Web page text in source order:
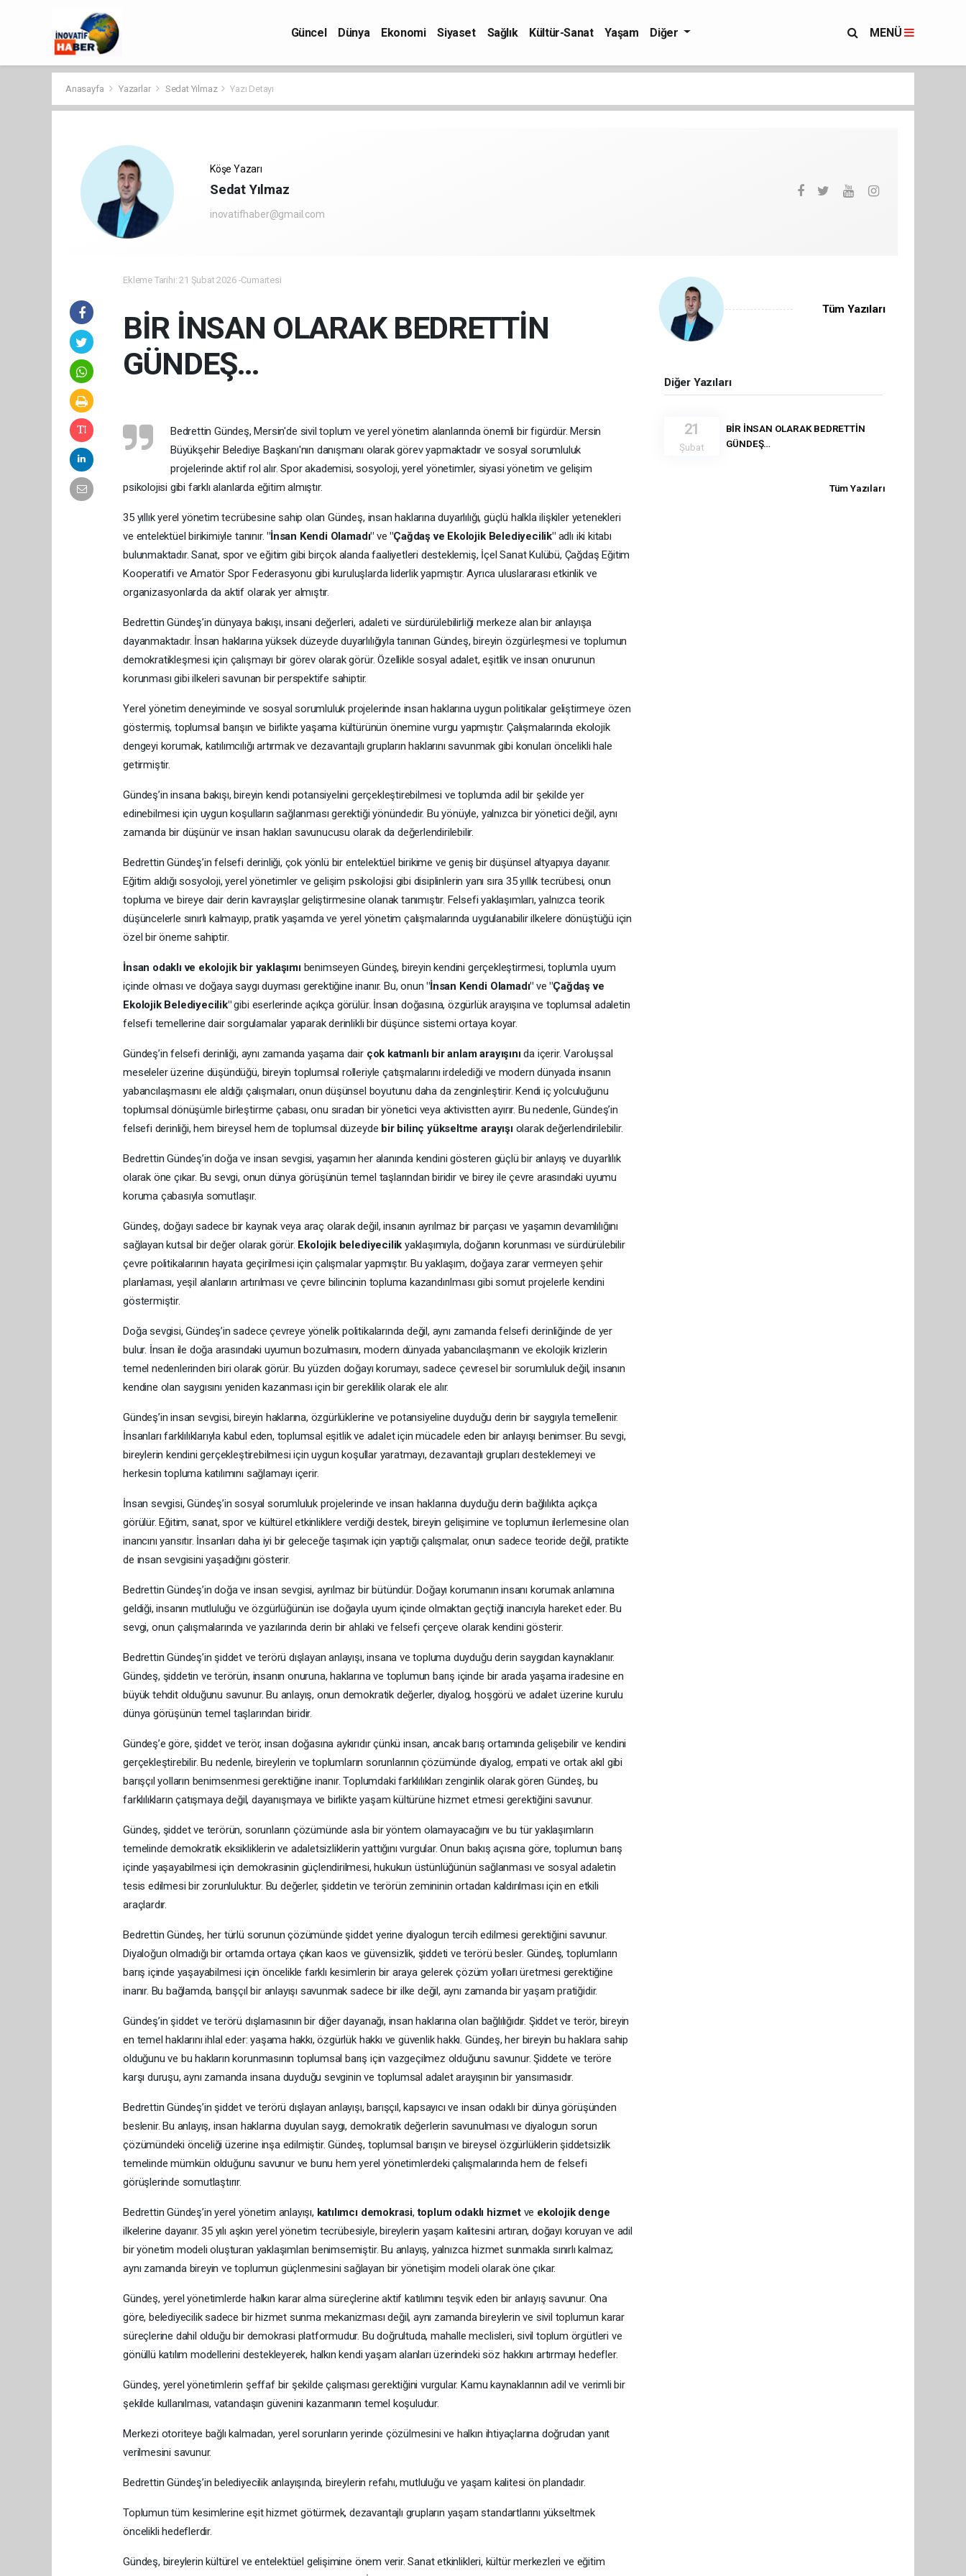
Güncel Dünya Ekonomi Siyaset Sağlık Kültür-Sanat Yaşam Diğer MENÜ
Anasayfa Yazarlar Sedat Yılmaz Yazı Detayı
Köşe Yazarı
Sedat Yılmaz
inovatifhaber@gmail.com
Ekleme Tarihi: 21 Şubat 2026 -Cumartesi
BİR İNSAN OLARAK BEDRETTİN
GÜNDEŞ…
Bedrettin Gündeş, Mersin'de sivil toplum ve yerel yönetim alanlarında önemli bir figürdür. Mersin
Büyükşehir Belediye Başkanı'nın danışmanı olarak görev yapmaktadır ve sosyal sorumluluk
projelerinde aktif rol alır. Spor akademisi, sosyoloji, yerel yönetimler, siyasi yönetim ve gelişim
psikolojisi gibi farklı alanlarda eğitim almıştır.
35 yıllık yerel yönetim tecrübesine sahip olan Gündeş, insan haklarına duyarlılığı, güçlü halkla ilişkiler yetenekleri
ve entelektüel birikimiyle tanınır."İnsan Kendi Olamadı" ve"Çağdaş ve Ekolojik Belediyecilik"adlı iki kitabı
bulunmaktadır. Sanat, spor ve eğitim gibi birçok alanda faaliyetleri desteklemiş, İçel Sanat Kulübü, Çağdaş Eğitim
Kooperatifi ve Amatör Spor Federasyonu gibi kuruluşlarda liderlik yapmıştır. Ayrıca uluslararası etkinlik ve
organizasyonlarda da aktif olarak yer almıştır.
Bedrettin Gündeş’in dünyaya bakışı, insani değerleri, adaleti ve sürdürülebilirliği merkeze alan bir anlayışa
dayanmaktadır. İnsan haklarına yüksek düzeyde duyarlılığıyla tanınan Gündeş, bireyin özgürleşmesi ve toplumun
demokratikleşmesi için çalışmayı bir görev olarak görür. Özellikle sosyal adalet, eşitlik ve insan onurunun
korunması gibi ilkeleri savunan bir perspektife sahiptir.
Yerel yönetim deneyiminde ve sosyal sorumluluk projelerinde insan haklarına uygun politikalar geliştirmeye özen
göstermiş, toplumsal barışın ve birlikte yaşama kültürünün önemine vurgu yapmıştır. Çalışmalarında ekolojik
dengeyi korumak, katılımcılığı artırmak ve dezavantajlı grupların haklarını savunmak gibi konuları öncelikli hale
getirmiştir.
Gündeş’in insana bakışı, bireyin kendi potansiyelini gerçekleştirebilmesi ve toplumda adil bir şekilde yer
edinebilmesi için uygun koşulların sağlanması gerektiği yönündedir. Bu yönüyle, yalnızca bir yönetici değil, aynı
zamanda bir düşünür ve insan hakları savunucusu olarak da değerlendirilebilir.
Bedrettin Gündeş’in felsefi derinliği, çok yönlü bir entelektüel birikime ve geniş bir düşünsel altyapıya dayanır.
Eğitim aldığı sosyoloji, yerel yönetimler ve gelişim psikolojisi gibi disiplinlerin yanı sıra 35 yıllık tecrübesi, onun
topluma ve bireye dair derin kavrayışlar geliştirmesine olanak tanımıştır. Felsefi yaklaşımları, yalnızca teorik
düşüncelerle sınırlı kalmayıp, pratik yaşamda ve yerel yönetim çalışmalarında uygulanabilir ilkelere dönüştüğü için
özel bir öneme sahiptir.
İnsan odaklı ve ekolojik bir yaklaşımıbenimseyen Gündeş, bireyin kendini gerçekleştirmesi, toplumla uyum
içinde olması ve doğaya saygı duyması gerektiğine inanır. Bu, onun"İnsan Kendi Olamadı" ve"Çağdaş ve
Ekolojik Belediyecilik"gibi eserlerinde açıkça görülür. İnsan doğasına, özgürlük arayışına ve toplumsal adaletin
felsefi temellerine dair sorgulamalar yaparak derinlikli bir düşünce sistemi ortaya koyar.
Gündeş’in felsefi derinliği, aynı zamanda yaşama dair çok katmanlı bir anlam arayışınıda içerir. Varoluşsal
meseleler üzerine düşündüğü, bireyin toplumsal rolleriyle çatışmalarını irdelediği ve modern dünyada insanın
yabancılaşmasını ele aldığı çalışmaları, onun düşünsel boyutunu daha da zenginleştirir. Kendi iç yolculuğunu
toplumsal dönüşümle birleştirme çabası, onu sıradan bir yönetici veya aktivistten ayırır. Bu nedenle, Gündeş’in
felsefi derinliği, hem bireysel hem de toplumsal düzeyde bir bilinç yükseltme arayışıolarak değerlendirilebilir.
Bedrettin Gündeş’in doğa ve insan sevgisi, yaşamın her alanında kendini gösteren güçlü bir anlayış ve duyarlılık
olarak öne çıkar. Bu sevgi, onun dünya görüşünün temel taşlarından biridir ve birey ile çevre arasındaki uyumu
koruma çabasıyla somutlaşır.
Gündeş, doğayı sadece bir kaynak veya araç olarak değil, insanın ayrılmaz bir parçası ve yaşamın devamlılığını
sağlayan kutsal bir değer olarak görür. Ekolojik belediyecilik yaklaşımıyla, doğanın korunması ve sürdürülebilir
çevre politikalarının hayata geçirilmesi için çalışmalar yapmıştır. Bu yaklaşım, doğaya zarar vermeyen şehir
planlaması, yeşil alanların artırılması ve çevre bilincinin topluma kazandırılması gibi somut projelerle kendini
göstermiştir.
Doğa sevgisi, Gündeş’in sadece çevreye yönelik politikalarında değil, aynı zamanda felsefi derinliğinde de yer
bulur. İnsan ile doğa arasındaki uyumun bozulmasını, modern dünyada yabancılaşmanın ve ekolojik krizlerin
temel nedenlerinden biri olarak görür. Bu yüzden doğayı korumayı, sadece çevresel bir sorumluluk değil, insanın
kendine olan saygısını yeniden kazanması için bir gereklilik olarak ele alır.
Gündeş’in insan sevgisi, bireyin haklarına, özgürlüklerine ve potansiyeline duyduğu derin bir saygıyla temellenir.
İnsanları farklılıklarıyla kabul eden, toplumsal eşitlik ve adalet için mücadele eden bir anlayışı benimser. Bu sevgi,
bireylerin kendini gerçekleştirebilmesi için uygun koşullar yaratmayı, dezavantajlı grupları desteklemeyi ve
herkesin topluma katılımını sağlamayı içerir.
İnsan sevgisi, Gündeş’in sosyal sorumluluk projelerinde ve insan haklarına duyduğu derin bağlılıkta açıkça
görülür. Eğitim, sanat, spor ve kültürel etkinliklere verdiği destek, bireyin gelişimine ve toplumun ilerlemesine olan
inancını yansıtır. İnsanları daha iyi bir geleceğe taşımak için yaptığı çalışmalar, onun sadece teoride değil, pratikte
de insan sevgisini yaşadığını gösterir.
Bedrettin Gündeş’in doğa ve insan sevgisi, ayrılmaz bir bütündür. Doğayı korumanın insanı korumak anlamına
geldiği, insanın mutluluğu ve özgürlüğünün ise doğayla uyum içinde olmaktan geçtiği inancıyla hareket eder. Bu
sevgi, onun çalışmalarında ve yazılarında derin bir ahlaki ve felsefi çerçeve olarak kendini gösterir.
Bedrettin Gündeş’in şiddet ve terörü dışlayan anlayışı, insana ve topluma duyduğu derin saygıdan kaynaklanır.
Gündeş, şiddetin ve terörün, insanın onuruna, haklarına ve toplumun barış içinde bir arada yaşama iradesine en
büyük tehdit olduğunu savunur. Bu anlayış, onun demokratik değerler, diyalog, hoşgörü ve adalet üzerine kurulu
dünya görüşünün temel taşlarından biridir.
Gündeş’e göre, şiddet ve terör, insan doğasına aykırıdır çünkü insan, ancak barış ortamında gelişebilir ve kendini
gerçekleştirebilir. Bu nedenle, bireylerin ve toplumların sorunlarının çözümünde diyalog, empati ve ortak akıl gibi
barışçıl yolların benimsenmesi gerektiğine inanır. Toplumdaki farklılıkları zenginlik olarak gören Gündeş, bu
farklılıkların çatışmaya değil, dayanışmaya ve birlikte yaşam kültürüne hizmet etmesi gerektiğini savunur.
Gündeş, şiddet ve terörün, sorunların çözümünde asla bir yöntem olamayacağını ve bu tür yaklaşımların
temelinde demokratik eksikliklerin ve adaletsizliklerin yattığını vurgular. Onun bakış açısına göre, toplumun barış
içinde yaşayabilmesi için demokrasinin güçlendirilmesi, hukukun üstünlüğünün sağlanması ve sosyal adaletin
tesis edilmesi bir zorunluluktur. Bu değerler, şiddetin ve terörün zemininin ortadan kaldırılması için en etkili
araçlardır.
Bedrettin Gündeş, her türlü sorunun çözümünde şiddet yerine diyalogun tercih edilmesi gerektiğini savunur.
Diyaloğun olmadığı bir ortamda ortaya çıkan kaos ve güvensizlik, şiddeti ve terörü besler. Gündeş, toplumların
barış içinde yaşayabilmesi için öncelikle farklı kesimlerin bir araya gelerek çözüm yolları üretmesi gerektiğine
inanır. Bu bağlamda, barışçıl bir anlayışı savunmak sadece bir ilke değil, aynı zamanda bir yaşam pratiğidir.
Gündeş’in şiddet ve terörü dışlamasının bir diğer dayanağı, insan haklarına olan bağlılığıdır. Şiddet ve terör, bireyin
en temel haklarını ihlal eder: yaşama hakkı, özgürlük hakkı ve güvenlik hakkı. Gündeş, her bireyin bu haklara sahip
olduğunu ve bu hakların korunmasının toplumsal barış için vazgeçilmez olduğunu savunur. Şiddete ve teröre
karşı duruşu, aynı zamanda insana duyduğu sevginin ve toplumsal adalet arayışının bir yansımasıdır.
Bedrettin Gündeş’in şiddet ve terörü dışlayan anlayışı, barışçıl, kapsayıcı ve insan odaklı bir dünya görüşünden
beslenir. Bu anlayış, insan haklarına duyulan saygı, demokratik değerlerin savunulması ve diyalogun sorun
çözümündeki önceliği üzerine inşa edilmiştir. Gündeş, toplumsal barışın ve bireysel özgürlüklerin şiddetsizlik
temelinde mümkün olduğunu savunur ve bunu hem yerel yönetimlerdeki çalışmalarında hem de felsefi
görüşlerinde somutlaştırır.
Bedrettin Gündeş’in yerel yönetim anlayışı, katılımcı demokrasi,toplum odaklı hizmetve ekolojik denge
ilkelerine dayanır. 35 yılı aşkın yerel yönetim tecrübesiyle, bireylerin yaşam kalitesini artıran, doğayı koruyan ve adil
bir yönetim modeli oluşturan yaklaşımları benimsemiştir. Bu anlayış, yalnızca hizmet sunmakla sınırlı kalmaz;
aynı zamanda bireyin ve toplumun güçlenmesini sağlayan bir yönetişim modeli olarak öne çıkar.
Gündeş, yerel yönetimlerde halkın karar alma süreçlerine aktif katılımını teşvik eden bir anlayış savunur. Ona
göre, belediyecilik sadece bir hizmet sunma mekanizması değil, aynı zamanda bireylerin ve sivil toplumun karar
süreçlerine dahil olduğu bir demokrasi platformudur. Bu doğrultuda, mahalle meclisleri, sivil toplum örgütleri ve
gönüllü katılım modellerini destekleyerek, halkın kendi yaşam alanları üzerindeki söz hakkını artırmayı hedefler.
Gündeş, yerel yönetimlerin şeffaf bir şekilde çalışması gerektiğini vurgular. Kamu kaynaklarının adil ve verimli bir
şekilde kullanılması, vatandaşın güvenini kazanmanın temel koşuludur.
Merkezi otoriteye bağlı kalmadan, yerel sorunların yerinde çözülmesini ve halkın ihtiyaçlarına doğrudan yanıt
verilmesini savunur.
Bedrettin Gündeş’in belediyecilik anlayışında, bireylerin refahı, mutluluğu ve yaşam kalitesi ön plandadır.
Toplumun tüm kesimlerine eşit hizmet götürmek, dezavantajlı grupların yaşam standartlarını yükseltmek
öncelikli hedeflerdir.
Gündeş, bireylerin kültürel ve entelektüel gelişimine önem verir. Sanat etkinlikleri, kültür merkezleri ve eğitim
Tüm Yazıları
Diğer Yazıları
21
Şubat
BİR İNSAN OLARAK BEDRETTİN
GÜNDEŞ…
Tüm Yazıları